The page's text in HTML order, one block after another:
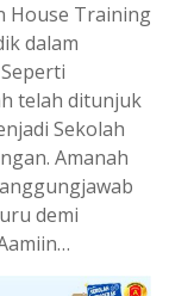
House Training
dalam
telah ditunjuk
Sekolah
Amanah
demi